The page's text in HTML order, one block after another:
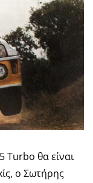
Turbo θα είναι
ο Σωτήρης